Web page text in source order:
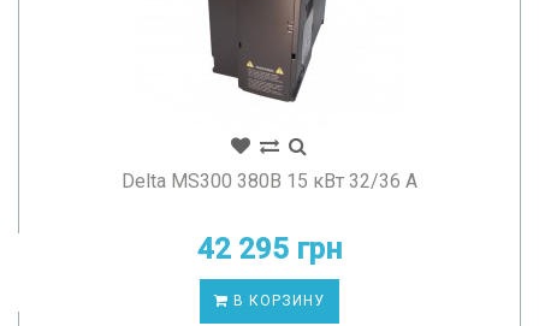
Delta MS300 380В 15 кВт 32/36 А
42 295 грн
В КОРЗИНУ